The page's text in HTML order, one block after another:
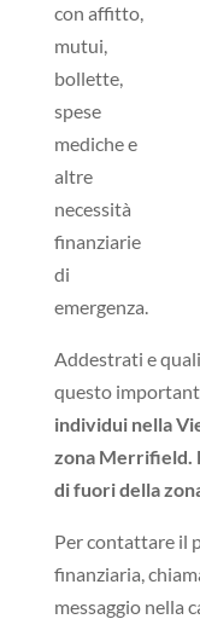
con affitto,
mutui,
bollette,
spese
mediche e
altre
necessità
finanziarie
di
emergenza.
Addestrati e
questo
individui nella
zona Merrifield.
di fuori della
Per contattare il
finanziaria,
messaggio nella